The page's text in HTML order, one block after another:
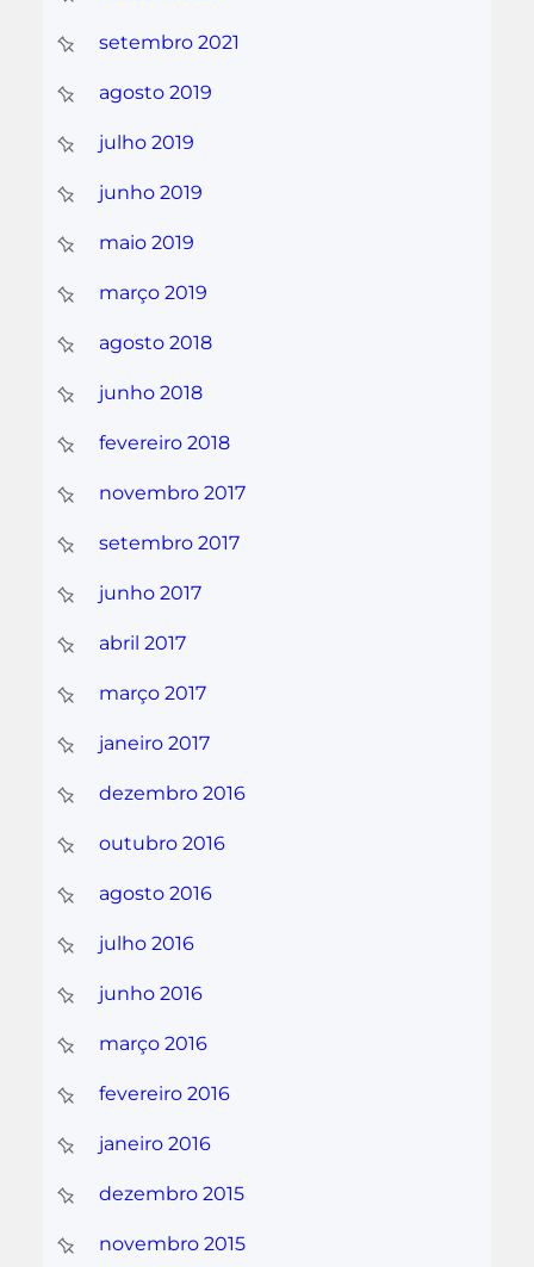
setembro 2021
agosto 2019
julho 2019
junho 2019
maio 2019
março 2019
agosto 2018
junho 2018
fevereiro 2018
novembro 2017
setembro 2017
junho 2017
abril 2017
março 2017
janeiro 2017
dezembro 2016
outubro 2016
agosto 2016
julho 2016
junho 2016
março 2016
fevereiro 2016
janeiro 2016
dezembro 2015
novembro 2015